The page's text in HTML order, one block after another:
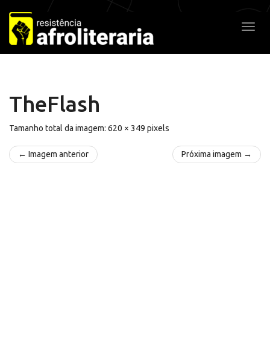
Pular
para
o
conteúdo
TheFlash
Tamanho total da imagem: 620 × 349 pixels
← Imagem anterior Próxima imagem →